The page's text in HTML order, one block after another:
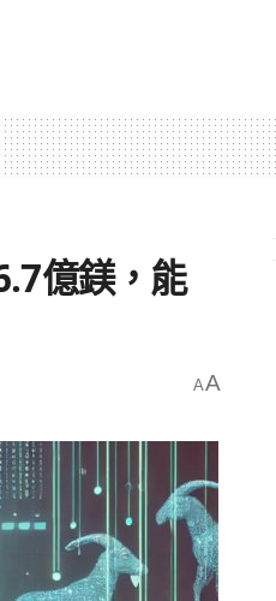
億鎂，能
AA